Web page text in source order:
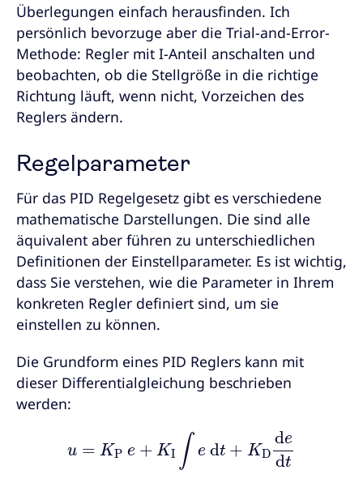
Überlegungen einfach herausfinden. Ich
persönlich bevorzuge aber die Trial-and-Error-
Methode: Regler mit I-Anteil anschalten und
beobachten, ob die Stellgröße in die richtige
Richtung läuft, wenn nicht, Vorzeichen des
Reglers ändern.
Regelparameter
Für das PID Regelgesetz gibt es verschiedene
mathematische Darstellungen. Die sind alle
äquivalent aber führen zu unterschiedlichen
Definitionen der Einstellparameter. Es ist wichtig,
dass Sie verstehen, wie die Parameter in Ihrem
konkreten Regler definiert sind, um sie
einstellen zu können.
Die Grundform eines PID Reglers kann mit
dieser Differentialgleichung beschrieben
werden:
d t